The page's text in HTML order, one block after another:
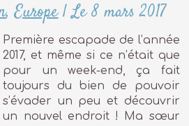
,Europe|Le 8 mars 2017
Première escapade de l’année
2017, et même si ce n’était que
pour un week-end, ça fait
toujours du bien de pouvoir
s’évader un peu et découvrir
un nouvel endroit ! Ma sœur